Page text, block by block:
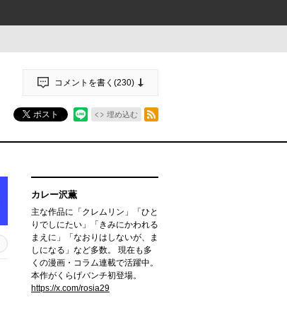
コメントを書く(230)
ポスト 埋め込む
カレー沢薫
主な作品に「クレムリン」「ひと
りでしにたい」「きみにかわれる
まえに」「なおりはしないが、ま
しになる」など多数。 現在も多
くの漫画・コラム連載で活躍中。
本作がくらげバンチ初登場。
https://x.com/rosia29